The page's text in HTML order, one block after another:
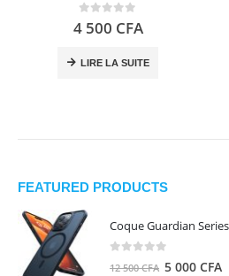
0 out of 5
4 500 CFA
LIRE LA SUITE
FEATURED PRODUCTS
12 500CFA Le
5 000 CFA